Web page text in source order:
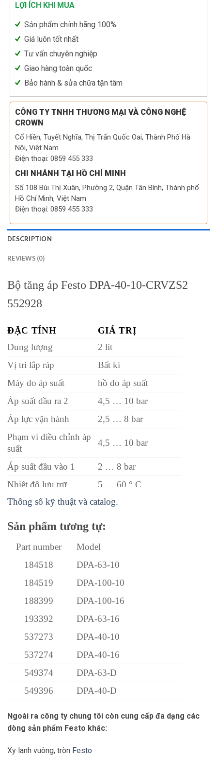
LỢI ÍCH KHI MUA
Sản phẩm chính hãng 100%
Giá luôn tốt nhất
Tư vấn chuyên nghiệp
Giao hàng toàn quốc
Bảo hành & sửa chữa tận tâm
CÔNG TY TNHH THƯƠNG MẠI VÀ CÔNG NGHỆ
CROWN
Cổ Hiền, Tuyết Nghĩa, Thị Trấn Quốc Oai, Thành Phố Hà
Nội, Việt Nam
Điện thoại: 0859 455 333
CHI NHÁNH TẠI HỒ CHÍ MINH
Số 108 Bùi Thị Xuân, Phường 2, Quận Tân Bình, Thành phố
Hồ Chí Minh, Việt Nam
Điện thoại: 0859 455 333
DESCRIPTION
REVIEWS (0)
Bộ tăng áp Festo DPA-40-10-CRVZS2
552928
ĐẶC TÍNH
GIÁ TRỊ
Dung lượng
2 lít
Vị trí lắp ráp
Bất kì
Máy đo áp suất
hồ đo áp suất
Áp suất đầu ra 2
4,5 … 10 bar
Áp lực vận hành
2,5 … 8 bar
Phạm vi điều chỉnh áp
suất
4,5 … 10 bar
Áp suất đầu vào 1
2 … 8 bar
Nhiệt độ lưu trữ
5 … 60 ° C
Nhiệt độ môi trường
5 … 60 ° C
Trọng lượng sản
phẩm
4.400 g
Kết nối khí nén, cổng
Kết nối khí nén, cổng
KD4
Bộ giảm thanh
Vật liệu của bể chứa
không khí
Thép hợp kim cao,
không ăn mòn
Thông số kỹ thuật và catalog.
Sản phẩm tương tự:
Part number
Model
184518
DPA-63-10
184519
DPA-100-10
188399
DPA-100-16
193392
DPA-63-16
537273
DPA-40-10
537274
DPA-40-16
549374
DPA-63-D
549396
DPA-40-D
549399
DPA-63-10-A
Ngoài ra công ty chung tôi còn cung cấp đa dạng các
dòng sản phẩm Festo khác:
Xy lanh vuông, tròn Festo